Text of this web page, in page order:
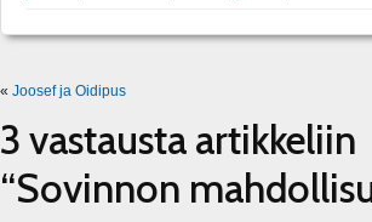
« Joosef ja Oidipus
3 vastausta artikkeliin
“Sovinnon